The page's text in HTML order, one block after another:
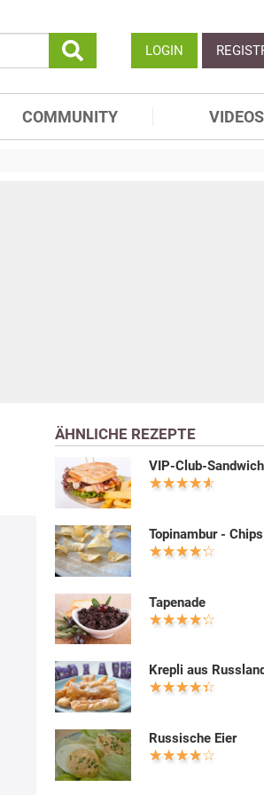
LOGIN
COMMUNITY VIDEOS
ÄHNLICHE REZEPTE
VIP-Club-Sandwich
Topinambur - Chips
Tapenade
Krepli aus
Russische Eier